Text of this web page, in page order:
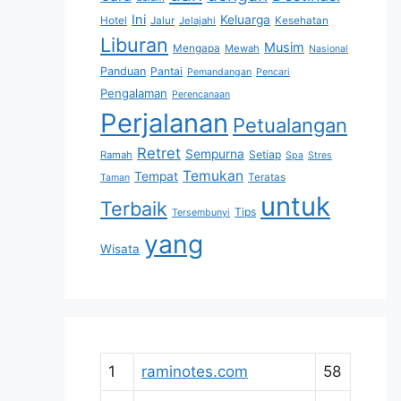
Hotel Ini Jalur Jelajahi Keluarga Kesehatan
Liburan Mengapa Mewah Musim Nasional
Panduan Pantai Pemandangan Pencari
Pengalaman Perencanaan
Perjalanan Petualangan
Ramah Retret Sempurna Setiap Spa Stres
Taman Tempat Temukan Teratas
Terbaik Tersembunyi Tips untuk
Wisata yang
1 raminotes.com 58